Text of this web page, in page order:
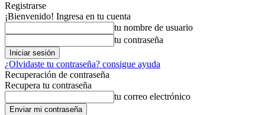
Registrarse
¡Bienvenido! Ingresa en tu cuenta
tu nombre de usuario
tu contraseña
¿Olvidaste tu contraseña? consigue ayuda
Recuperación de contraseña
Recupera tu contraseña
tu correo electrónico